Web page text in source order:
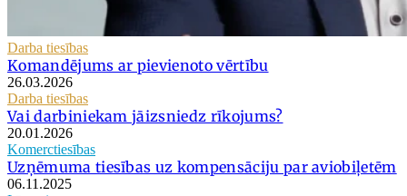
Darba tiesības
Komandējums ar pievienoto vērtību
26.03.2026
Darba tiesības
Vai darbiniekam jāizsniedz rīkojums?
20.01.2026
Komerctiesības
Uzņēmuma tiesības uz kompensāciju par aviobiļetēm
06.11.2025